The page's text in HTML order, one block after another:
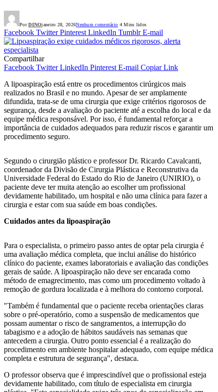
Por DINOjaneiro 28, 2026Nenhum comentário 4 Mins lidos
Facebook Twitter Pinterest LinkedIn Tumblr E-mail
Compartilhar
Facebook Twitter LinkedIn Pinterest E-mail Copiar Link
A lipoaspiração está entre os procedimentos cirúrgicos mais
realizados no Brasil e no mundo. Apesar de ser amplamente
difundida, trata-se de uma cirurgia que exige critérios rigorosos de
segurança, desde a avaliação do paciente até a escolha do local e da
equipe médica responsável. Por isso, é fundamental reforçar a
importância de cuidados adequados para reduzir riscos e garantir um
procedimento seguro.
Segundo o cirurgião plástico e professor Dr. Ricardo Cavalcanti,
coordenador da Divisão de Cirurgia Plástica e Reconstrutiva da
Universidade Federal do Estado do Rio de Janeiro (UNIRIO), o
paciente deve ter muita atenção ao escolher um profissional
devidamente habilitado, um hospital e não uma clínica para fazer a
cirurgia e estar com sua saúde em boas condições.
Cuidados antes da lipoaspiração
Para o especialista, o primeiro passo antes de optar pela cirurgia é
uma avaliação médica completa, que inclui análise do histórico
clínico do paciente, exames laboratoriais e avaliação das condições
gerais de saúde. A lipoaspiração não deve ser encarada como
método de emagrecimento, mas como um procedimento voltado à
remoção de gordura localizada e à melhora do contorno corporal.
"Também é fundamental que o paciente receba orientações claras
sobre o pré-operatório, como a suspensão de medicamentos que
possam aumentar o risco de sangramentos, a interrupção do
tabagismo e a adoção de hábitos saudáveis nas semanas que
antecedem a cirurgia. Outro ponto essencial é a realização do
procedimento em ambiente hospitalar adequado, com equipe médica
completa e estrutura de segurança", destaca.
O professor observa que é imprescindível que o profissional esteja
devidamente habilitado, com título de especialista em cirurgia